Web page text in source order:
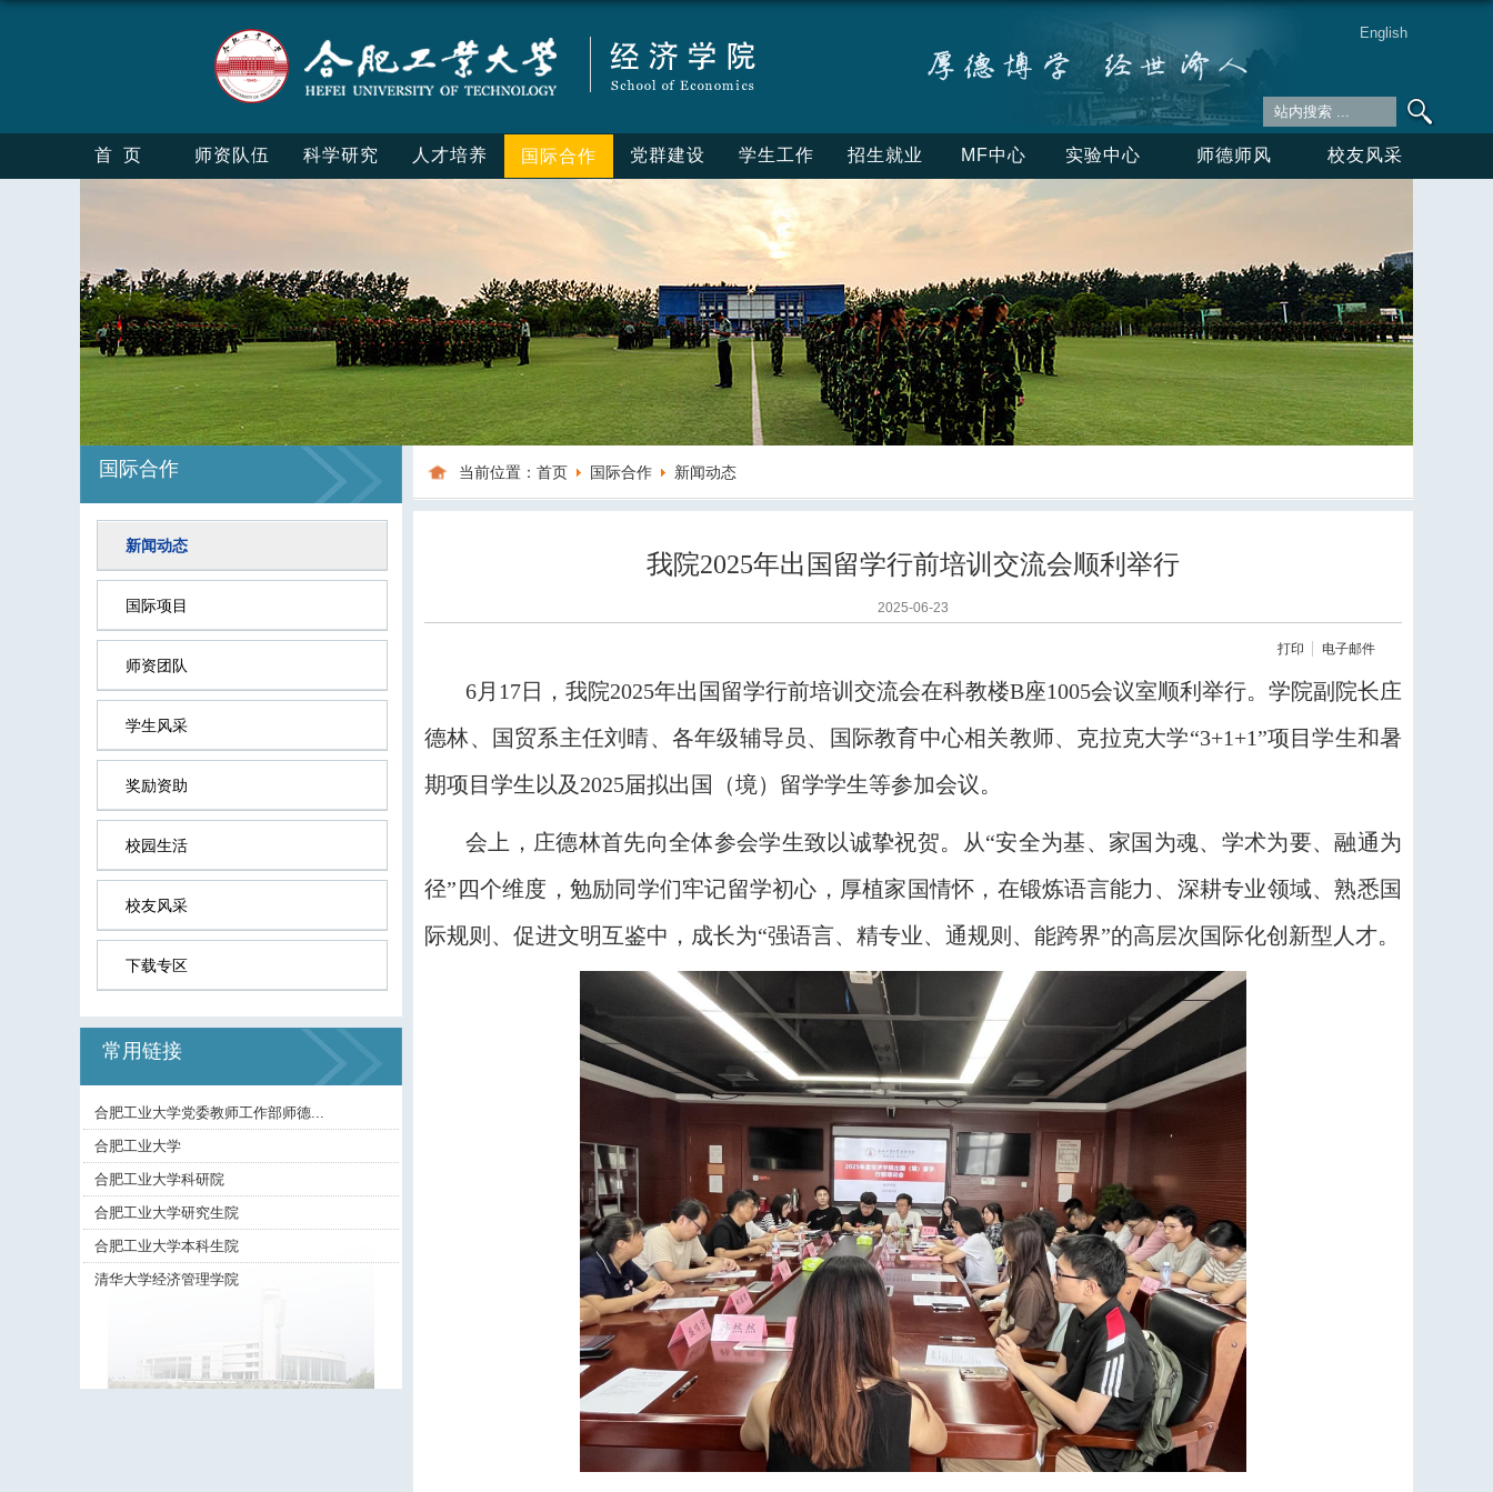
English
首页 师资队伍 科学研究 人才培养 国际合作 党群建设 学生工作 招生就业 MF中心 实验中心 师德师风 校友风采
国际合作
新闻动态
国际项目
师资团队
学生风采
奖励资助
校园生活
校友风采
下载专区
常用链接
合肥工业大学党委教师工作部师德...
合肥工业大学
合肥工业大学科研院
合肥工业大学研究生院
合肥工业大学本科生院
清华大学经济管理学院
当前位置： 首页 国际合作 新闻动态
我院2025年出国留学行前培训交流会顺利举行
2025-06-23
打印 电子邮件
6月17日，我院2025年出国留学行前培训交流会在科教楼B座1005会议室顺利举行。学院副院长庄
德林、国贸系主任刘晴、各年级辅导员、国际教育中心相关教师、克拉克大学“3+1+1”项目学生和暑
期项目学生以及2025届拟出国（境）留学学生等参加会议。
会上，庄德林首先向全体参会学生致以诚挚祝贺。从“安全为基、家国为魂、学术为要、融通为
径”四个维度，勉励同学们牢记留学初心，厚植家国情怀，在锻炼语言能力、深耕专业领域、熟悉国
际规则、促进文明互鉴中，成长为“强语言、精专业、通规则、能跨界”的高层次国际化创新型人才。